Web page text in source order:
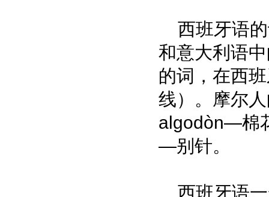
西班牙语的
和意大利语
的词，在西
线）。摩尔
algodòn—棉
—别针。
西班牙语一